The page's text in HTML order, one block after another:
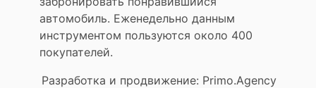
автомобиль. Еженедельно данным
инструментом пользуются около 400
покупателей.
Разработка и продвижение: Primo.Agency